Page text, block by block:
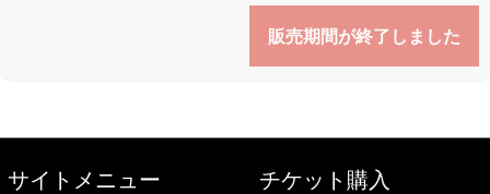
販売期間が終了しました
サイトメニュー チケット購入